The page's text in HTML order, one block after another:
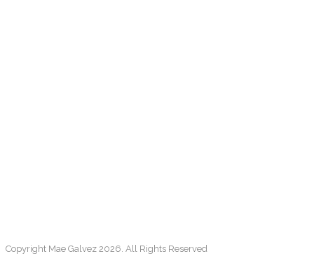
Copyright Mae Galvez 2026. All Rights Reserved